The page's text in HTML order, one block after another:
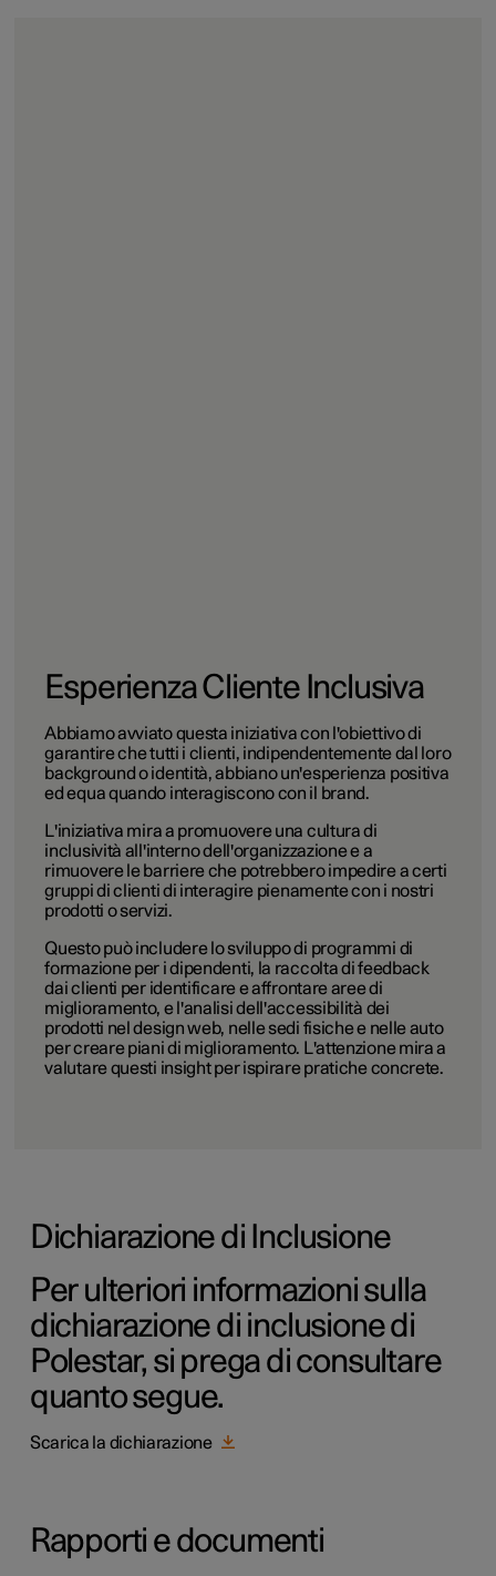
Esperienza Cliente Inclusiva
Abbiamo avviato questa iniziativa con l'obiettivo di
garantire che tutti i clienti, indipendentemente dal loro
background o identità, abbiano un'esperienza positiva
ed equa quando interagiscono con il brand.
L'iniziativa mira a promuovere una cultura di
inclusività all'interno dell'organizzazione e a
rimuovere le barriere che potrebbero impedire a certi
gruppi di clienti di interagire pienamente con i nostri
prodotti o servizi.
Questo può includere lo sviluppo di programmi di
formazione per i dipendenti, la raccolta di feedback
dai clienti per identificare e affrontare aree di
miglioramento, e l'analisi dell'accessibilità dei
prodotti nel design web, nelle sedi fisiche e nelle auto
per creare piani di miglioramento. L'attenzione mira a
valutare questi insight per ispirare pratiche concrete.
Dichiarazione di Inclusione
Per ulteriori informazioni sulla
dichiarazione di inclusione di
Polestar, si prega di consultare
quanto segue.
Scarica la dichiarazione
Rapporti e documenti